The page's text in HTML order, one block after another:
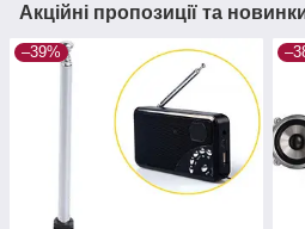
Акційні пропозиції та
–39%